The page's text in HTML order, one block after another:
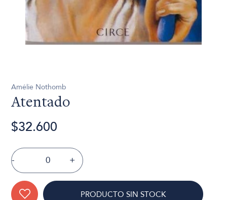
Amélie Nothomb
Atentado
$32.600
- +
PRODUCTO SIN STOCK